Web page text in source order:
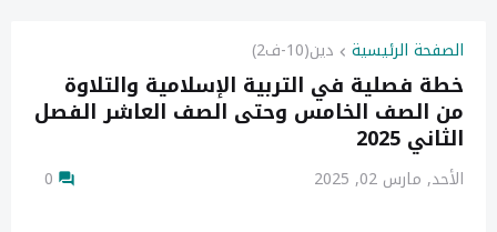
الصفحة الرئيسية دين(10-ف2)
خطة فصلية في التربية الإسلامية والتلاوة
من الصف الخامس وحتى الصف العاشر الفصل
الثاني 2025
الأحد, مارس 02, 2025 0